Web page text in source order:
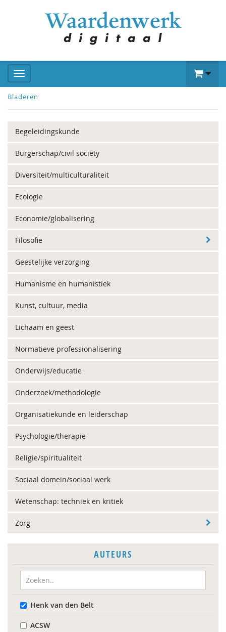
Bladeren
Begeleidingskunde
Burgerschap/civil society
Diversiteit/multiculturaliteit
Ecologie
Economie/globalisering
Filosofie
Geestelijke verzorging
Humanisme en humanistiek
Kunst, cultuur, media
Lichaam en geest
Normatieve professionalisering
Onderwijs/educatie
Onderzoek/methodologie
Organisatiekunde en leiderschap
Psychologie/therapie
Religie/spiritualiteit
Sociaal domein/sociaal werk
Wetenschap: techniek en kritiek
Zorg
AUTEURS
Henk van den Belt
ACSW